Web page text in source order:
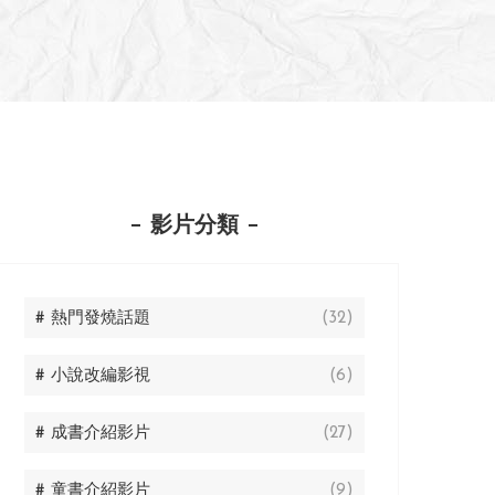
影片分類
# 熱門發燒話題 (32)
# 小說改編影視 (6)
# 成書介紹影片 (27)
# 童書介紹影片 (9)